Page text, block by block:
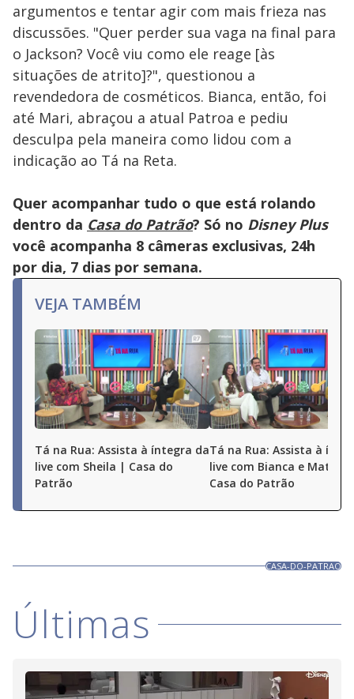
argumentos e tentar agir com mais frieza nas
discussões. "Quer perder sua vaga na final para
o Jackson? Você viu como ele reage [às
situações de atrito]?", questionou a
revendedora de cosméticos. Bianca, então, foi
até Mari, abraçou a atual Patroa e pediu
desculpa pela maneira como lidou com a
indicação ao Tá na Reta.
Quer acompanhar tudo o que está rolando
dentro da Casa do Patrão? Só no Disney Plus
você acompanha 8 câmeras exclusivas, 24h
por dia, 7 dias por semana.
VEJA TAMBÉM
Tá na Rua: Assista à íntegra da
live com Sheila | Casa do
Patrão
Tá na Rua: Assista à
live com Bianca e
Casa do Patrão
CASA-DO-PATRAO
Últimas